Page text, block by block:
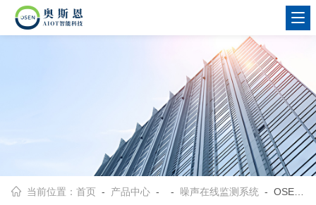
当前位置：首页 - 产品中心 - - 噪声在线监测系统 - OSEN-Z中小学幼儿园周边环境噪声实时监测设备